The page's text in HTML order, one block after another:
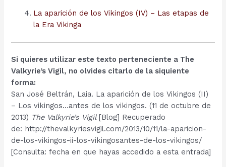
La aparición de los Vikingos (IV) – Las etapas de
la Era Vikinga
Si quieres utilizar este texto perteneciente a The
Valkyrie’s Vigil, no olvides citarlo de la siquiente
forma:
San José Beltrán, Laia. La aparición de los Vikingos (II)
– Los vikingos…antes de los vikingos. (11 de octubre de
2013) The Valkyrie’s Vigil[Blog] Recuperado
de: http://thevalkyriesvigil.com/2013/10/11/la-aparicion-
de-los-vikingos-ii-los-vikingosantes-de-los-vikingos/
[Consulta: fecha en que hayas accedido a esta entrada]